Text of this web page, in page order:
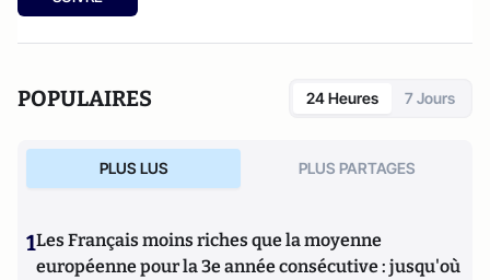
l'Archipel, 2003). Elle a également réalisé les documentaires
POPULAIRES 24 Heures 7 Jours
PLUS LUS PLUS PARTAGES
1Les Français moins riches que la moyenne
européenne pour la 3e année consécutive : jusqu'où